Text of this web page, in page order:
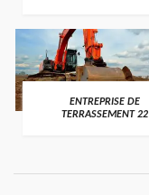
ENTREPRISE DE
TERRASSEMENT 22